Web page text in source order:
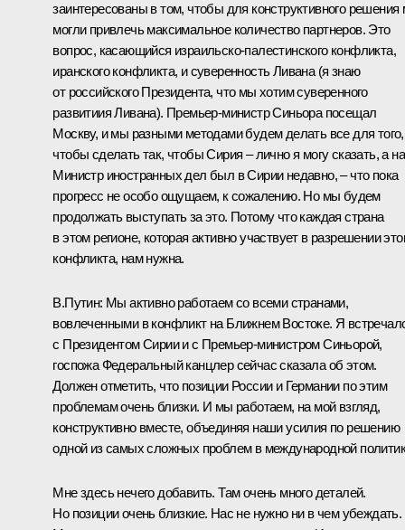
заинтересованы в том, чтобы для конструктивного
могли привлечь максимальное количество партнеров. Это
вопрос, касающийся израильско-палестинского конфликта,
иранского конфликта, и суверенность Ливана (я знаю
от российского Президента, что мы хотим суверенного
развитиия Ливана). Премьер-министр Синьора посещал
Москву, и мы разными методами будем делать все для того,
чтобы сделать так, чтобы Сирия – лично я могу сказать, а
Министр иностранных дел был в Сирии недавно, – что пока
прогресс не особо ощущаем, к сожалению. Но мы будем
продолжать выступать за это. Потому что каждая страна
в этом регионе, которая активно участвует в разрешении
конфликта, нам нужна.
В.Путин: Мы активно работаем со всеми странами,
вовлеченными в конфликт на Ближнем Востоке. Я
с Президентом Сирии и с Премьер-министром Синьорой,
госпожа Федеральный канцлер сейчас сказала об этом.
Должен отметить, что позиции России и Германии по этим
проблемам очень близки. И мы работаем, на мой взгляд,
конструктивно вместе, объединяя наши усилия по решению
одной из самых сложных проблем в международной
Мне здесь нечего добавить. Там очень много деталей.
Но позиции очень близкие. Нас не нужно ни в чем убеждать.